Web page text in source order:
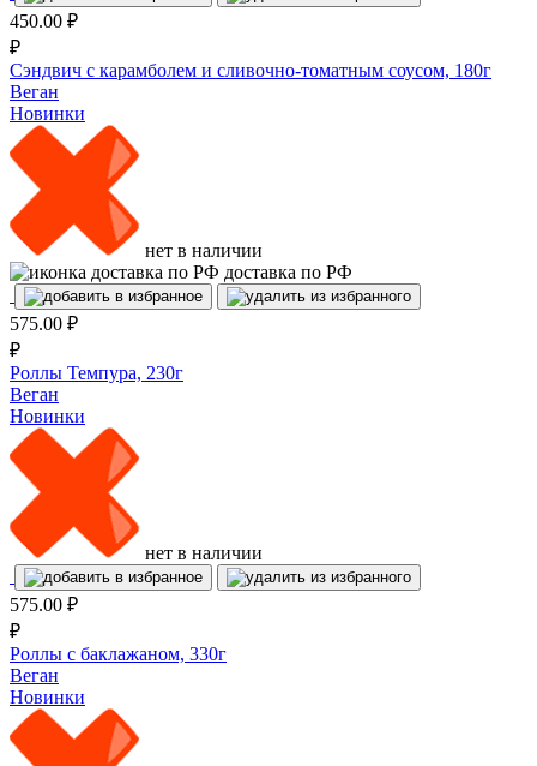
450.00 ₽
₽
Сэндвич с карамболем и сливочно-томатным соусом, 180г
Веган
Новинки
нет в наличии
доставка по РФ
575.00 ₽
₽
Роллы Темпура, 230г
Веган
Новинки
нет в наличии
575.00 ₽
₽
Роллы с баклажаном, 330г
Веган
Новинки